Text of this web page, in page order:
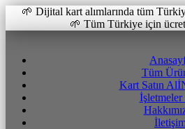
🌱 Dijital kart alımlarında tüm
🌱 Tüm Türkiye için
Tüm
Kart Satın Al
İşletmeler